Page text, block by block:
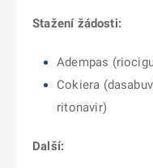
Stažení žádosti:
Adempas
Cokiera (
ritonavir)
Další: